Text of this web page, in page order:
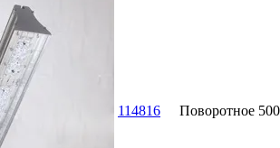
114816 Поворотное